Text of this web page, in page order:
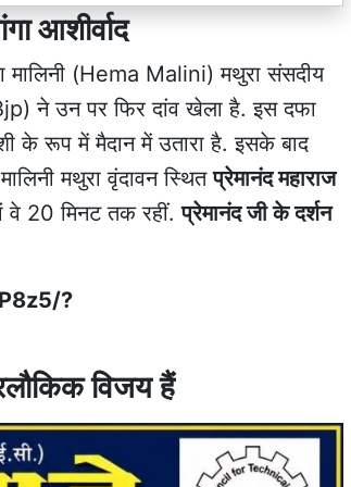
आशीर्वाद
(Hema Malini) मथुरा संसदीय
ने उन पर फिर दांव खेला है. इस दफा
के रूप में मैदान में उतारा है. इसके बाद
मथुरा वृंदावन स्थितप्रेमानंद महाराज
20 मिनट तक रहीं.प्रेमानंद जी के दर्शन
?
विजय हैं